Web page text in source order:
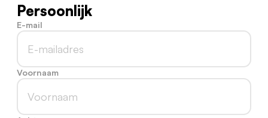
Persoonlijk
E-mail
Voornaam